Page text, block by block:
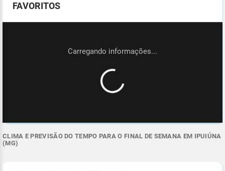
FAVORITOS
CLIMA E PREVISÃO DO TEMPO PARA O FINAL DE SEMANA EM IPUIÚNA
(MG)